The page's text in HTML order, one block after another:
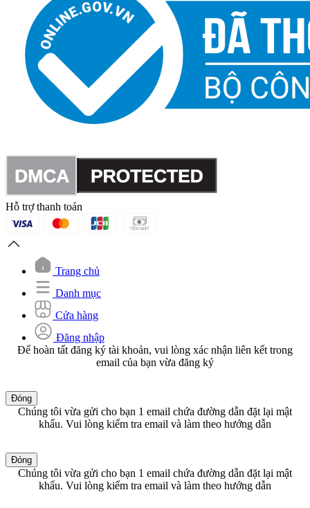
Hỗ trợ thanh toán
Trang chủ
Danh mục
Cửa hàng
Đăng nhập
Để hoàn tất đăng ký tài khoản, vui lòng xác nhận liên kết trong
email của bạn vừa đăng ký
Đóng
Chúng tôi vừa gửi cho bạn 1 email chứa đường dẫn đặt lại mật
khẩu. Vui lòng kiểm tra email và làm theo hướng dẫn
Đóng
Chúng tôi vừa gửi cho bạn 1 email chứa đường dẫn đặt lại mật
khẩu. Vui lòng kiểm tra email và làm theo hướng dẫn